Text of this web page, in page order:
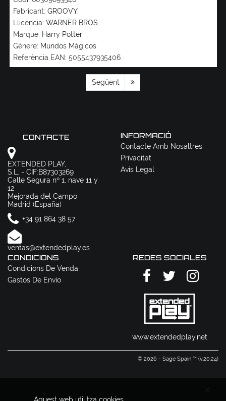
Fabricant: GROOVY
Llicència: WARNER BROS
Marque: Harry Potter
Gènere: Mundos Mágicos
Referència EAN: 5055437935406
Següent
CONTACTE
EXTENDED PLAY,
S.L. - CIF:B87303269
Calle Segura nº 1, nave 11 y
12
Mejorada del Campo
Madrid (España)
+34 91 864 38 57
ventas@extendedplay.es
INFORMACIÓ
Contacte Amb Nosaltres
Privacitat
Avís Legal
CONDICIONS
Condicions De Venda
Gastos De Envío
REDES SOCIALES
www.extendedplay.net
© 2026 - Sage Spain ™ (v.20.24)